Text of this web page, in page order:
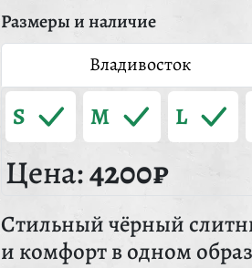
Размеры и наличие
Владивосток
S M L
Цена:4200₽
Стильный чёрный
и комфорт в одном